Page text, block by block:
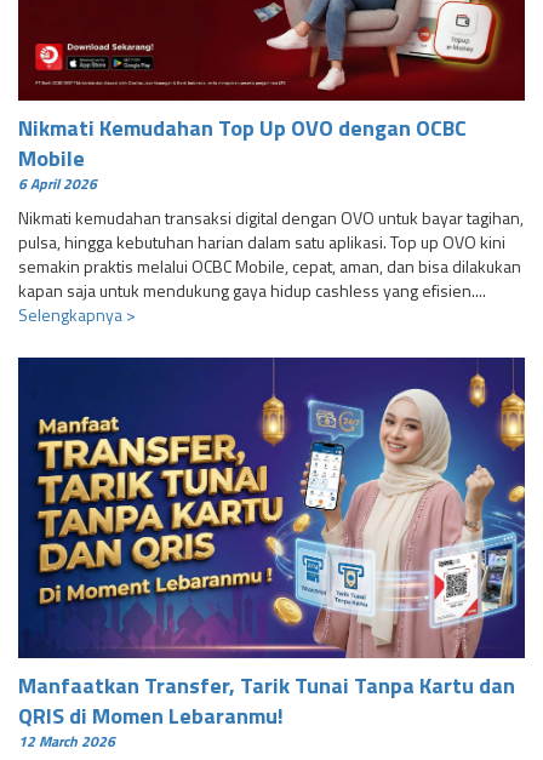
Nikmati Kemudahan Top Up OVO dengan OCBC
Mobile
6 April 2026
Nikmati kemudahan transaksi digital dengan OVO untuk bayar tagihan,
pulsa, hingga kebutuhan harian dalam satu aplikasi. Top up OVO kini
semakin praktis melalui OCBC Mobile, cepat, aman, dan bisa dilakukan
kapan saja untuk mendukung gaya hidup cashless yang efisien....
Selengkapnya >
Manfaatkan Transfer, Tarik Tunai Tanpa Kartu dan
QRIS di Momen Lebaranmu!
12 March 2026